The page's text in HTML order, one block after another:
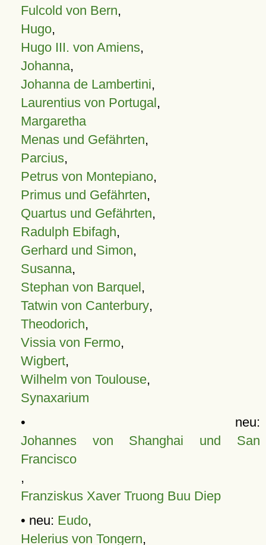
Fulcold von Bern,
Hugo,
Hugo III. von Amiens,
Johanna,
Johanna de Lambertini,
Laurentius von Portugal,
Margaretha
Menas und Gefährten,
Parcius,
Petrus von Montepiano,
Primus und Gefährten,
Quartus und Gefährten,
Radulph Ebifagh,
Gerhard und Simon,
Susanna,
Stephan von Barquel,
Tatwin von Canterbury,
Theodorich,
Vissia von Fermo,
Wigbert,
Wilhelm von Toulouse,
Synaxarium
• neu:
Johannes von Shanghai und San
Francisco
,
Franziskus Xaver Truong Buu Diep
• neu: Eudo,
Helerius von Tongern,